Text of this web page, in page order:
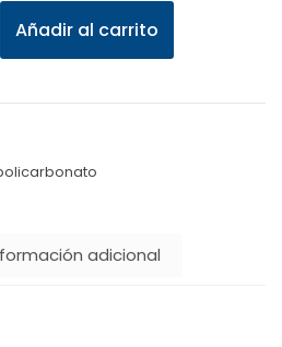
Añadir al carrito
adicional